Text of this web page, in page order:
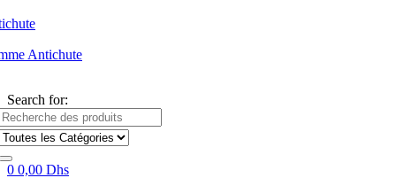
Antichute
Search for:
0 0,00 Dhs